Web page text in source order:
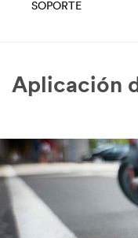
representante
uno
comerciales
autorizados
con
quienes
podríamos
compartir
SOPORTE
Aplicación